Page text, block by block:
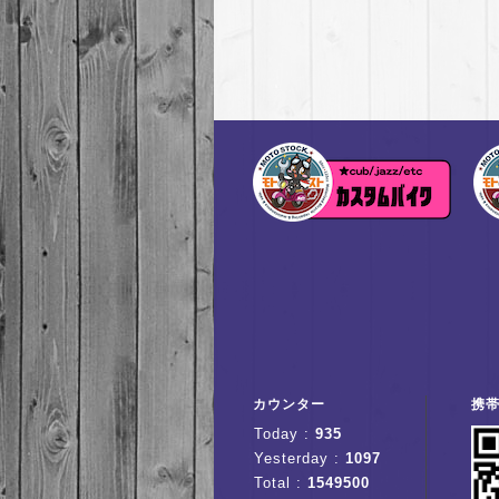
カウンター
Today : 935
Yesterday : 1097
Total : 1549500
携